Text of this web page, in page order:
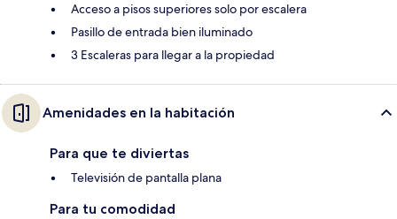
Acceso a pisos superiores solo por escalera
Pasillo de entrada bien iluminado
3 Escaleras para llegar a la propiedad
Amenidades en la habitación
Para que te diviertas
Televisión de pantalla plana
Para tu comodidad